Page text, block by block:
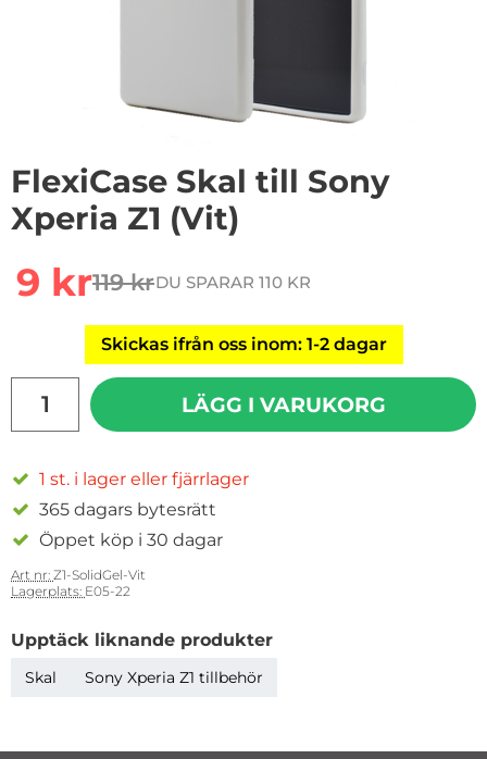
FlexiCase Skal till Sony
Xperia Z1 (Vit)
rea pris
9 krtidigare pris
119 krDU SPARAR 110 KR
Skickas ifrån oss inom: 1-2 dagar
LÄGG I VARUKORG
1 st. i lager eller fjärrlager
365 dagars bytesrätt
Öppet köp i 30 dagar
Art nr: Z1-SolidGel-Vit
Lagerplats: E05-22
Upptäck liknande produkter
Skal Sony Xperia Z1 tillbehör